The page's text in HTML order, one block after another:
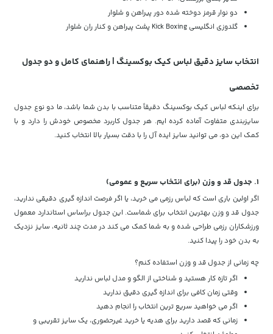
دو نوار قرمز دوخته شده دور پیراهن و شلوار
گلدوزی انگلیسی Kick Boxing پشت پیراهن و کنار ران شلوار
انتخاب سایز دقیق لباس کیک بوکسینگ | راهنمای کامل و دو جدول
تخصصی
برای اینکه لباس کیک بوکسینگ دقیقاً متناسب با بدن شما باشد، ما دو نوع جدول
سایزبندی متفاوت آماده کرده ایم. هر جدول کاربرد مخصوص خودش را دارد و با
کمک این دو، می توانید سایز ایده آل را با دقت بسیار بالا انتخاب کنید.
۱. جدول قد و وزن (برای انتخاب سریع و عمومی)
اگر اولین باری است که لباس رزمی می خرید، یا اگر فرصت اندازه گیری دقیقی ندارید،
جدول قد و وزن بهترین انتخاب برای شماست. این جدول براساس استاندارد معمول
ورزشکاران رزمی طراحی شده و به شما کمک می کند در مدت چند ثانیه، سایز نزدیک
به بدن خود را پیدا کنید.
چه زمانی از جدول قد و وزن استفاده کنم؟
اگر تازه کار هستید و شناختی از الگو و مدل لباس ندارید
وقتی زمان کافی برای اندازه گیری دقیق ندارید
اگر می خواهید سریع ترین انتخاب را انجام دهید
زمانی که قصد دارید برای هدیه یا خرید غیرحضوری، یک سایز تقریبی و